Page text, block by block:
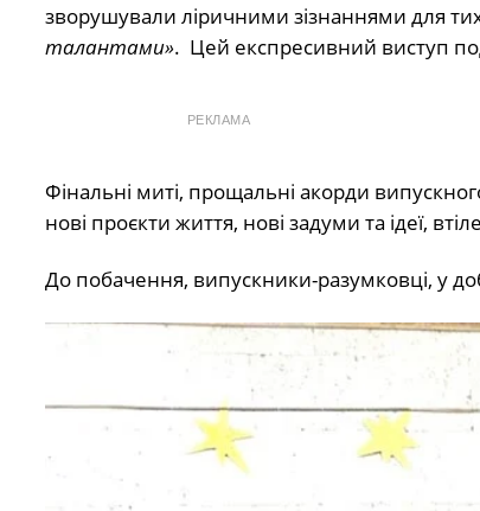
зворушували ліричними зізнаннями для
талантами». Цей експресивний виступ
РЕКЛАМА
Фінальні миті, прощальні акорди
нові проєкти життя, нові задуми та ідеї,
До побачення, випускники-разумковці, у